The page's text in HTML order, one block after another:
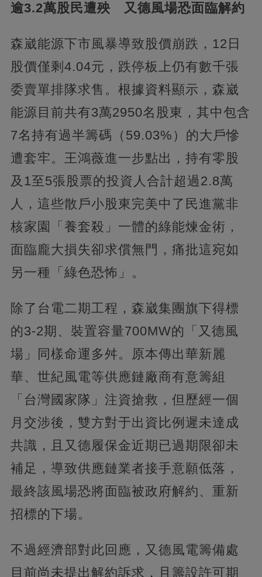
逾3.2萬股民遭殃 又德風場恐面臨解約
森崴能源下市風暴導致股價崩跌，12日
股價僅剩4.04元，跌停板上仍有數千張
委賣單排隊求售。根據資料顯示，森崴
能源目前共有3萬2950名股東，其中包含
7名持有過半籌碼（59.03%）的大戶慘
遭套牢。王鴻薇進一步點出，持有零股
及1至5張股票的投資人合計超過2.8萬
人，這些散戶小股東完美中了民進黨非
核家園「養套殺」一體的綠能煉金術，
面臨龐大損失卻求償無門，痛批這宛如
另一種「綠色恐怖」。
除了台電二期工程，森崴集團旗下得標
的3-2期、裝置容量700MW的「又德風
場」同樣命運多舛。原本傳出華新麗
華、世紀風電等供應鏈廠商有意籌組
「台灣國家隊」注資搶救，但歷經一個
月交涉後，雙方對于出資比例遲未達成
共識，且又德履保金近期已過期限卻未
補足，導致供應鏈業者接手意願低落，
最終該風場恐將面臨被政府解約、重新
招標的下場。
不過經濟部對此回應，又德風電籌備處
目前尚未提出解約訴求，且籌設許可期